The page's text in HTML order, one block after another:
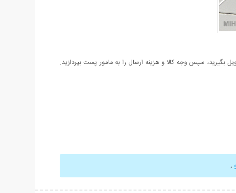
سپس وجه کالا و هزینه ارسال را به مامور پست بپردازید.
,